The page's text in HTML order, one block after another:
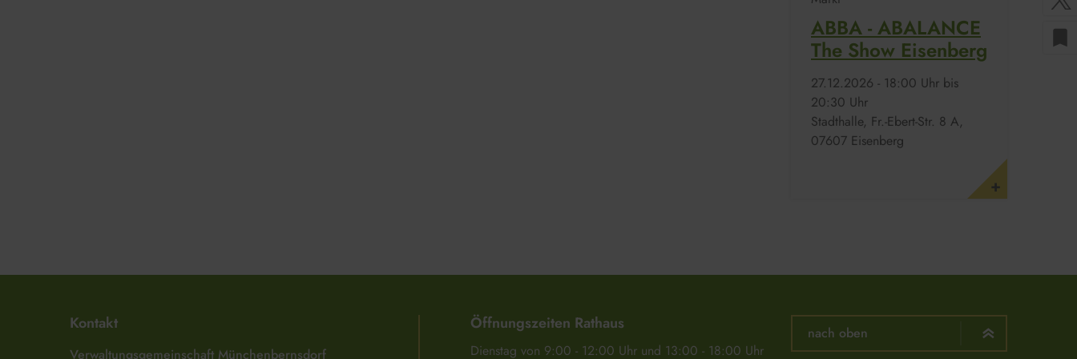
bookmark
ABBA - ABALANCE
The Show Eisenberg
27.​12.​2026 - 18:00 Uhr bis
20:30 Uhr
Stadthalle, Fr.-Ebert-Str. 8 A,
07607 Eisenberg
Kontakt
Verwaltungsgemeinschaft Münchenbernsdorf
Öffnungszeiten Rathaus
Dienstag von 9:00 - 12:00 Uhr und 13:00 - 18:00 Uhr
nach oben